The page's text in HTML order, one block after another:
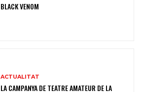
BLACK VENOM
ACTUALITAT
LA CAMPANYA DE TEATRE AMATEUR DE LA